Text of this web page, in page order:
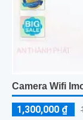
Camera Wifi
1,300,000 ₫